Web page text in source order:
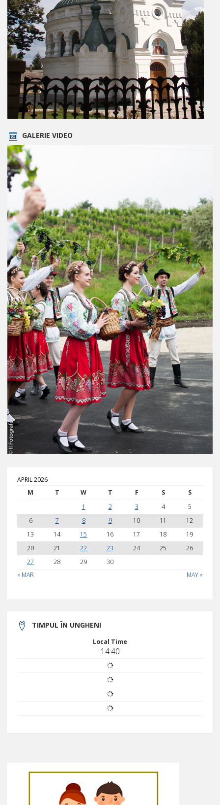
GALERIE VIDEO
APRIL 2026
M
T W T F S S
« MAR MAY »
1 2 3 4
5
6
7 8 9 10 11
12
13
14 15 16 17 18
19
20
21 22 23 24 25
26
27
28 29 30
TIMPUL ÎN UNGHENI
Local Time
14:40